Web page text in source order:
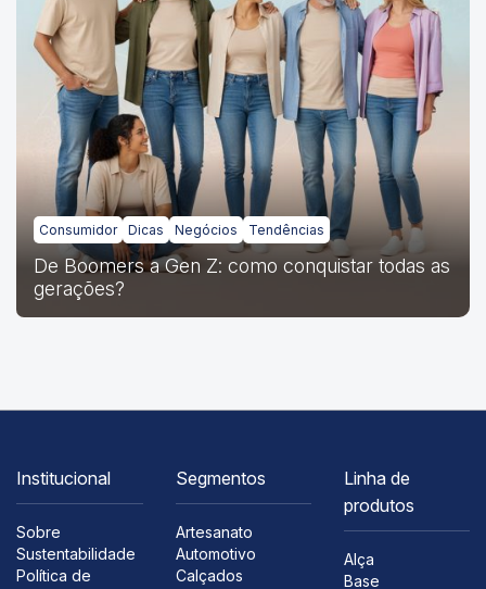
Consumidor Dicas Negócios Tendências
De Boomers a Gen Z: como conquistar todas as
gerações?
Institucional
Sobre
Sustentabilidade
Política de
Segmentos
Artesanato
Automotivo
Calçados
Linha de
produtos
Alça
Base